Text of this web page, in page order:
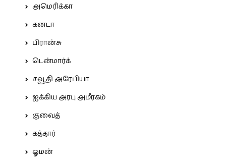
அமெரிக்கா
கனடா
பிரான்சு
டென்மார்க்
சவூதி அரேபியா
ஐக்கிய அரபு அமீரகம்
குவைத்
கத்தார்
ஓமன்